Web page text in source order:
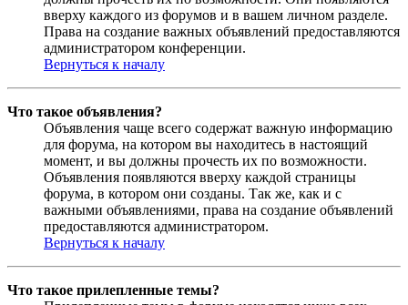
вверху каждого из форумов и в вашем личном разделе.
Права на создание важных объявлений предоставляются
администратором конференции.
Вернуться к началу
Что такое объявления?
Объявления чаще всего содержат важную информацию
для форума, на котором вы находитесь в настоящий
момент, и вы должны прочесть их по возможности.
Объявления появляются вверху каждой страницы
форума, в котором они созданы. Так же, как и с
важными объявлениями, права на создание объявлений
предоставляются администратором.
Вернуться к началу
Что такое прилепленные темы?